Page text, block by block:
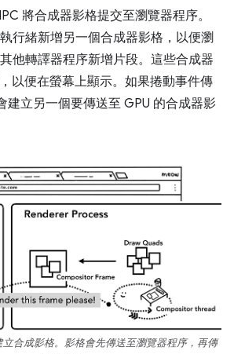
將合成器影格提交至瀏覽器程序。
行緒新增另一個合成器影格，以便瀏
他轉譯器程序新增片段。這些合成器
以便在螢幕上顯示。如果捲動事件傳
建立另一個要傳送至 GPU 的合成器影
立合成影格。影格會先傳送至瀏覽器程序，再傳